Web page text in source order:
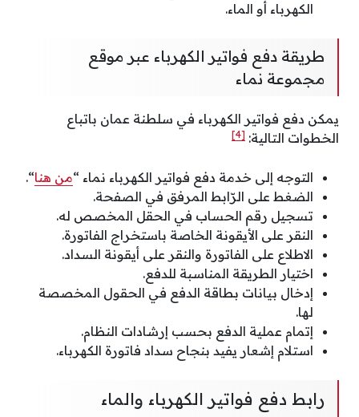
الكهرباء أو الماء.
طريقة دفع فواتير الكهرباء عبر موقع
مجموعة نماء
يمكن دفع فواتير الكهرباء في سلطنة عمان باتباع
الخطوات التالية: [4]
التوجه إلى خدمة دفع فواتير الكهرباء نماء “من هنا“.
الضغط على الرّابط المرفق في الصفحة.
تسجيل رقم الحساب في الحقل المخصص له.
النقر على الأيقونة الخاصة باستخراج الفاتورة.
الاطلاع على الفاتورة والنقر على أيقونة السداد.
اختيار الطريقة المناسبة للدفع.
إدخال بيانات بطاقة الدفع في الحقول المخصصة
لها.
إتمام عملية الدفع بحسب إرشادات النظام.
استلام إشعار يفيد بنجاح سداد فاتورة الكهرباء.
رابط دفع فواتير الكهرباء والماء